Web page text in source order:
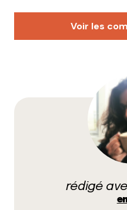
Voir les
Et jusqu’à samedi soir
notre magasin bio !
Animations bio,
magasin), dégustations !
Accessible en tcl avec le
rédigé